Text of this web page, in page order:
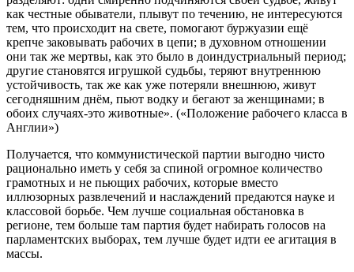
как честные обыватели, плывут по течению, не интересуются
тем, что происходит на свете, помогают буржуазии ещё
крепче заковывать рабочих в цепи; в духовном отношении
они так же мертвы, как это было в доиндустриальный период;
другие становятся игрушкой судьбы, теряют внутреннюю
устойчивость, так же как уже потеряли внешнюю, живут
сегодняшним днём, пьют водку и бегают за женщинами; в
обоих случаях-это животные». («Положение рабочего класса в
Англии»)
Получается, что коммунистической партии выгодно чисто
рационально иметь у себя за спиной огромное количество
грамотных и не пьющих рабочих, которые вместо
иллюзорных развлечений и наслаждений предаются науке и
классовой борьбе. Чем лучше социальная обстановка в
регионе, тем больше там партия будет набирать голосов на
парламентских выборах, тем лучше будет идти ее агитация в
массы.